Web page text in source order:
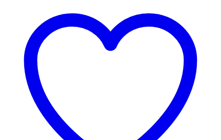
RUPTURE
MIN.
4674
LIVRES
quantité